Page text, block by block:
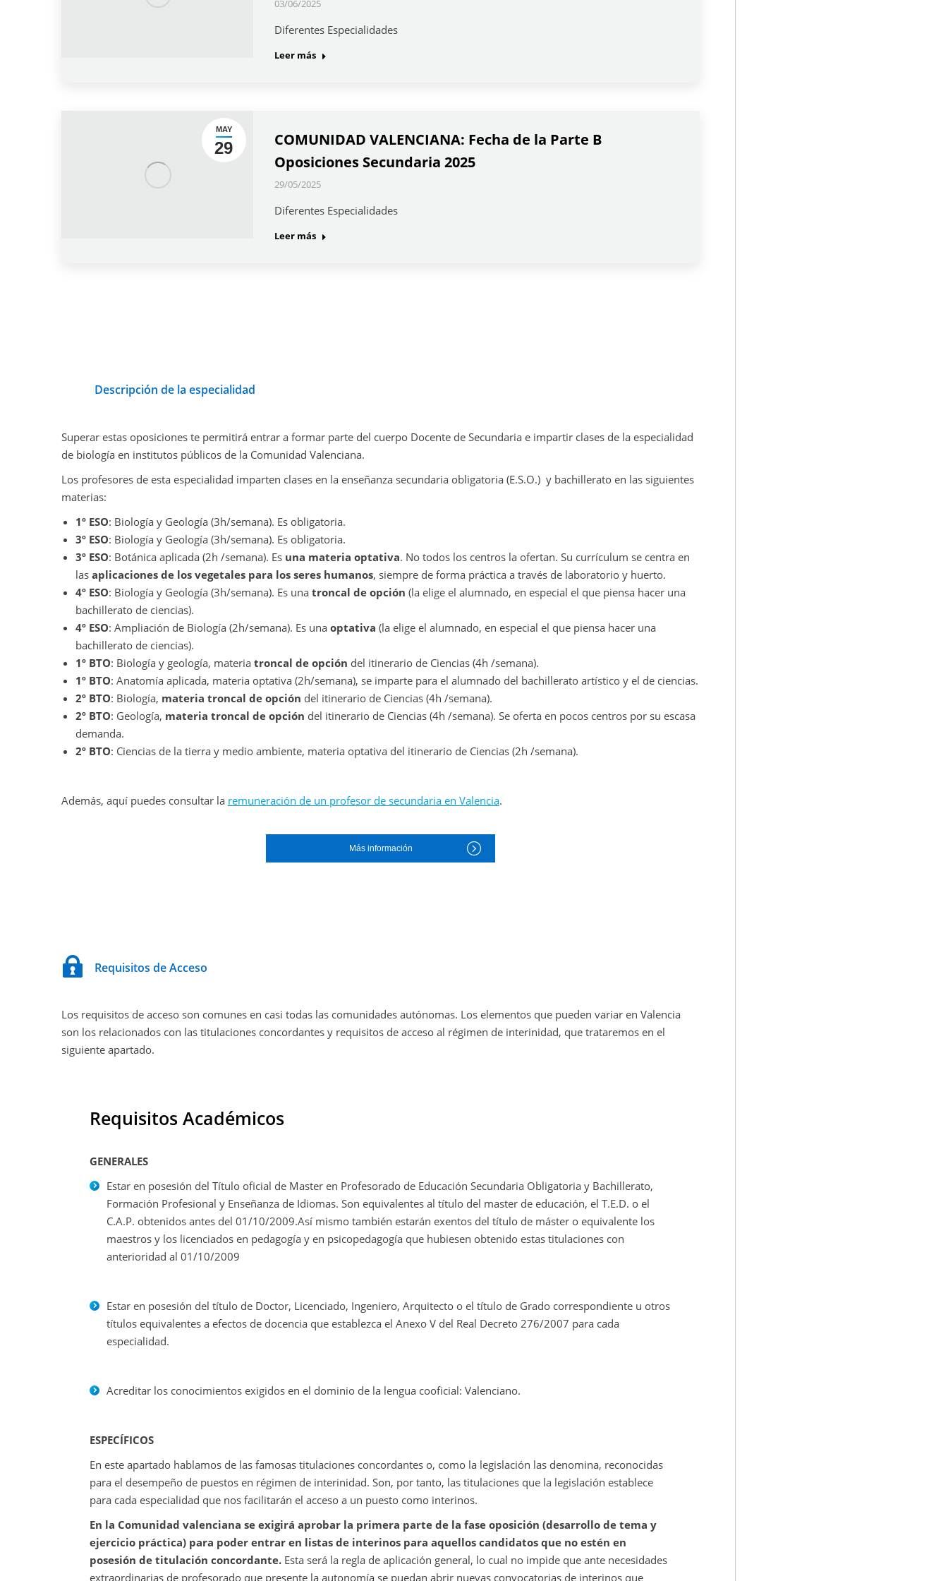
03/06/2025
Diferentes Especialidades
Leer más
MAY
29
COMUNIDAD VALENCIANA: Fecha de la Parte B
Oposiciones Secundaria 2025
29/05/2025
Diferentes Especialidades
Leer más
Descripción de la especialidad
Superar estas oposiciones te permitirá entrar a formar parte del cuerpo Docente de Secundaria e impartir clases de la especialidad
de biología en institutos públicos de la Comunidad Valenciana.
Los profesores de esta especialidad imparten clases en la enseñanza secundaria obligatoria (E.S.O.) y bachillerato en las siguientes
materias:
1º ESO: Biología y Geología (3h/semana). Es obligatoria.
3º ESO: Biología y Geología (3h/semana). Es obligatoria.
3º ESO: Botánica aplicada (2h /semana). Es una materia optativa. No todos los centros la ofertan. Su currículum se centra en
las aplicaciones de los vegetales para los seres humanos, siempre de forma práctica a través de laboratorio y huerto.
4º ESO: Biología y Geología (3h/semana). Es una troncal de opción (la elige el alumnado, en especial el que piensa hacer una
bachillerato de ciencias).
4º ESO: Ampliación de Biología (2h/semana). Es una optativa (la elige el alumnado, en especial el que piensa hacer una
bachillerato de ciencias).
1º BTO: Biología y geología, materia troncal de opción del itinerario de Ciencias (4h /semana).
1º BTO: Anatomía aplicada, materia optativa (2h/semana), se imparte para el alumnado del bachillerato artístico y el de ciencias.
2º BTO: Biología, materia troncal de opción del itinerario de Ciencias (4h /semana).
2º BTO: Geología, materia troncal de opción del itinerario de Ciencias (4h /semana). Se oferta en pocos centros por su escasa
demanda.
2º BTO: Ciencias de la tierra y medio ambiente, materia optativa del itinerario de Ciencias (2h /semana).
Además, aquí puedes consultar la remuneración de un profesor de secundaria en Valencia.
Más información
Requisitos de Acceso
Los requisitos de acceso son comunes en casi todas las comunidades autónomas. Los elementos que pueden variar en Valencia
son los relacionados con las titulaciones concordantes y requisitos de acceso al régimen de interinidad, que trataremos en el
siguiente apartado.
Requisitos Académicos
GENERALES
Estar en posesión del Título oficial de Master en Profesorado de Educación Secundaria Obligatoria y Bachillerato,
Formación Profesional y Enseñanza de Idiomas. Son equivalentes al título del master de educación, el T.E.D. o el
C.A.P. obtenidos antes del 01/10/2009.Así mismo también estarán exentos del título de máster o equivalente los
maestros y los licenciados en pedagogía y en psicopedagogía que hubiesen obtenido estas titulaciones con
anterioridad al 01/10/2009
Estar en posesión del título de Doctor, Licenciado, Ingeniero, Arquitecto o el título de Grado correspondiente u otros
títulos equivalentes a efectos de docencia que establezca el Anexo V del Real Decreto 276/2007 para cada
especialidad.
Acreditar los conocimientos exigidos en el dominio de la lengua cooficial: Valenciano.
ESPECÍFICOS
En este apartado hablamos de las famosas titulaciones concordantes o, como la legislación las denomina, reconocidas
para el desempeño de puestos en régimen de interinidad. Son, por tanto, las titulaciones que la legislación establece
para cada especialidad que nos facilitarán el acceso a un puesto como interinos.
En la Comunidad valenciana se exigirá aprobar la primera parte de la fase oposición (desarrollo de tema y
ejercicio práctica) para poder entrar en listas de interinos para aquellos candidatos que no estén en
posesión de titulación concordante. Esta será la regla de aplicación general, lo cual no impide que ante necesidades
extraordinarias de profesorado que presente la autonomía se puedan abrir nuevas convocatorias de interinos que